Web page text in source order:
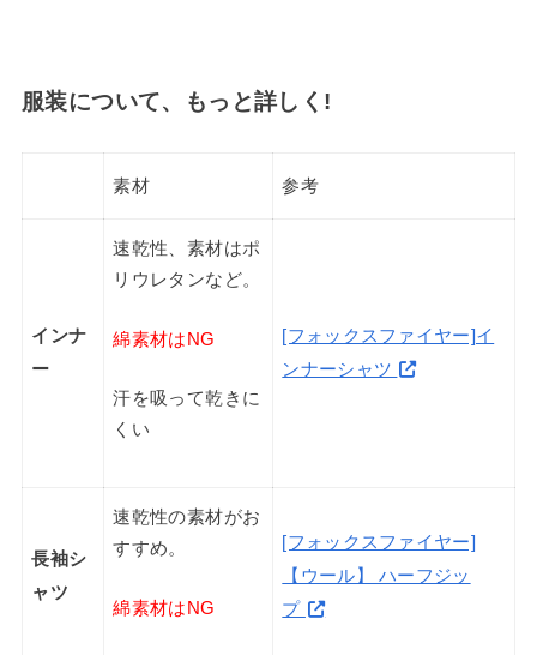
服装について、もっと詳しく!
素材 参考
インナ
ー
速乾性、素材はポ
リウレタンなど。
綿素材はNG
汗を吸って乾きに
くい
[フォックスファイヤー]イ
ンナーシャツ
長袖シ
ャツ
速乾性の素材がお
すすめ。
綿素材はNG
[フォックスファイヤー]
【ウール】 ハーフジッ
プ